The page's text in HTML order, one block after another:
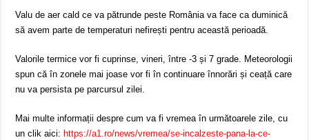
Valu de aer cald ce va pătrunde peste România va face ca duminică
să avem parte de temperaturi nefirești pentru această perioadă.
Valorile termice vor fi cuprinse, vineri, între -3 și 7 grade. Meteorologii
spun că în zonele mai joase vor fi în continuare înnorări și ceață care
nu va persista pe parcursul zilei.
Mai multe informații despre cum va fi vremea în următoarele zile, cu
un clik aici: https://a1.ro/news/vremea/se-incalzeste-pana-la-ce-